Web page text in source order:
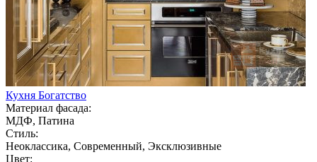
Кухня Богатство
Материал фасада:
МДФ, Патина
Стиль:
Неоклассика, Современный, Эксклюзивные
Цвет: